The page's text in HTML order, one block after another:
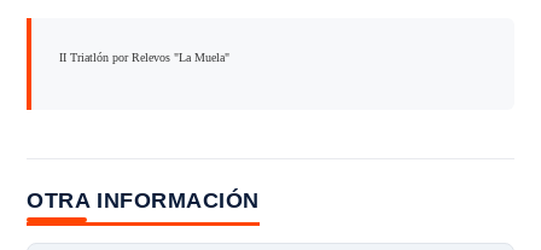
II Triatlón por Relevos "La Muela"
OTRA INFORMACIÓN